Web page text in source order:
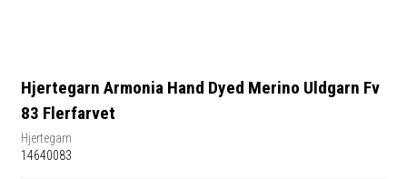
Hjertegarn Armonia Hand Dyed Merino Uldgarn Fv
83 Flerfarvet
Hjertegarn
14640083